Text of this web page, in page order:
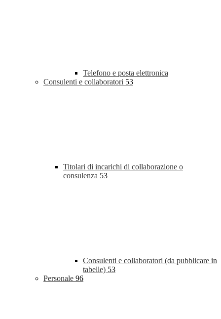
Telefono e posta elettronica
Consulenti e collaboratori 53
Titolari di incarichi di collaborazione o
consulenza 53
Consulenti e collaboratori (da pubblicare in
tabelle) 53
Personale 96